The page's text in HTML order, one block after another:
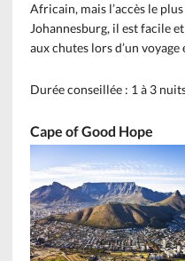
Africain, mais l’accès le
Johannesburg, il est facile
aux chutes lors d’un
Durée conseillée : 1 à 3
Cape of Good Hope